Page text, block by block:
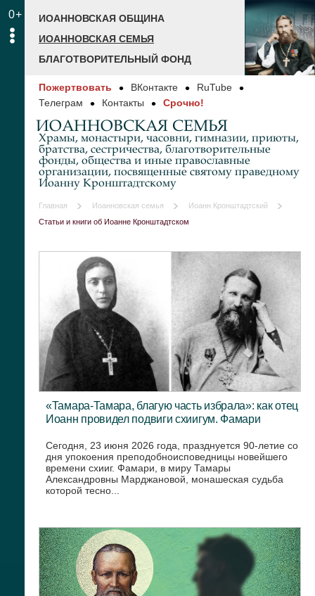
0+
ИОАННОВСКАЯ ОБЩИНА
ИОАННОВСКАЯ СЕМЬЯ
БЛАГОТВОРИТЕЛЬНЫЙ ФОНД
Пожертвовать ВКонтакте
RuTube
Телеграм
Контакты Срочно!
ИОАННОВСКАЯ СЕМЬЯ
Храмы, монастыри, часовни, гимназии, приюты,
братства, сестричества, благотворительные
фонды, общества и иные православные
организации, посвященные святому праведному
Иоанну Кронштадтскому
Главная Иоанновская семья
Иоанн Кронштадтский
Статьи и книги об Иоанне Кронштадтском
«Тамара-Тамара, благую часть избрала»: как отец
Иоанн провидел подвиги схиигум. Фамари
Сегодня, 23 июня 2026 года, празднуется 90-летие со
дня упокоения преподобноисповедницы новейшего
времени схииг. Фамари, в миру Тамары
Александровны Марджановой, монашеская судьба
которой тесно...